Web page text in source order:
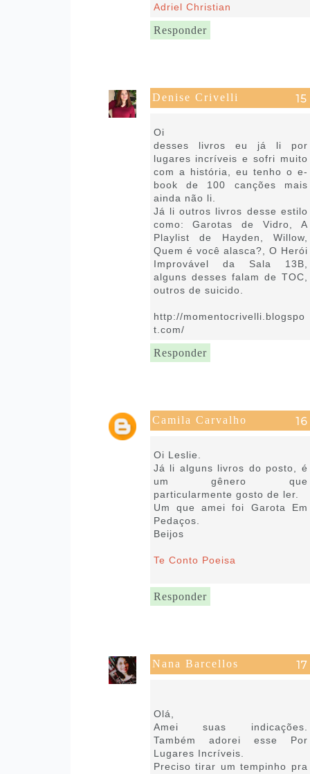
Adriel Christian
Responder
Denise Crivelli
Oi
desses livros eu já li por
lugares incríveis e sofri muito
com a história, eu tenho o e-
book de 100 canções mais
ainda não li.
Já li outros livros desse estilo
como: Garotas de Vidro, A
Playlist de Hayden, Willow,
Quem é você alasca?, O Herói
Improvável da Sala 13B,
alguns desses falam de TOC,
outros de suicido.
http://momentocrivelli.blogspo
t.com/
Responder
Camila Carvalho
Oi Leslie.
Já li alguns livros do posto, é
um gênero que
particularmente gosto de ler.
Um que amei foi Garota Em
Pedaços.
Beijos
Te Conto Poeisa
Responder
Nana Barcellos
Olá,
Amei suas indicações.
Também adorei esse Por
Lugares Incríveis.
Preciso tirar um tempinho pra